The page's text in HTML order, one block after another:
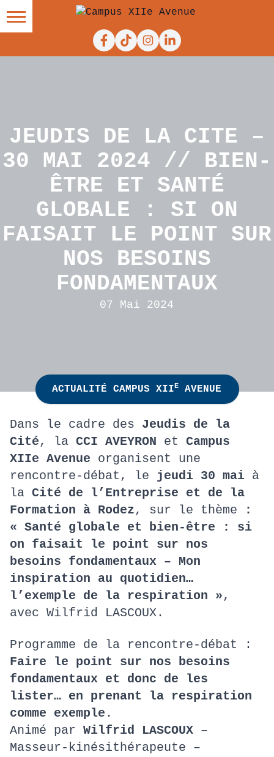
Facebook
TiktokInstagram
Linkedin
JEUDIS DE LA CITE –
30 MAI 2024 // BIEN-
ÊTRE ET SANTÉ
GLOBALE : SI ON
FAISAIT LE POINT SUR
NOS BESOINS
FONDAMENTAUX
07 Mai 2024
ACTUALITÉ CAMPUS XIIE AVENUE
Dans le cadre des Jeudis de la
Cité, la CCI AVEYRON et Campus
XIIe Avenue organisent une
rencontre-débat, le jeudi 30 mai à
la Cité de l’Entreprise et de la
Formation à Rodez, sur le thème
:
« Santé globale et bien-être : si
on faisait le point sur nos
besoins fondamentaux – Mon
inspiration au quotidien…
l’exemple de la respiration »,
avec Wilfrid LASCOUX.
Programme de la rencontre-débat :
Faire le point sur nos besoins
fondamentaux et donc de les
lister… en prenant la respiration
comme exemple .
Animé par Wilfrid LASCOUX –
Masseur-kinésithérapeute –